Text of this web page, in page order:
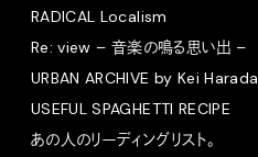
RADICAL Localism
Re: view – 音楽の鳴る思い出 –
URBAN ARCHIVE by Kei Harada
USEFUL SPAGHETTI RECIPE
あの人のリーディングリスト。